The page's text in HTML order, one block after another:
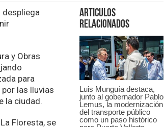
Articulos
Relacionados
Luis Munguía destaca,
junto al gobernador Pablo
Lemus, la modernización
del transporte público
como un paso histórico
despliega
y Obras
para
las lluvias
la ciudad.
Floresta, se